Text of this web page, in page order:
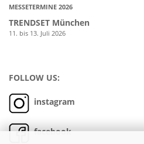
MESSETERMINE 2026
TRENDSET München
11. bis 13. Juli 2026
FOLLOW US:
instagram
facebook